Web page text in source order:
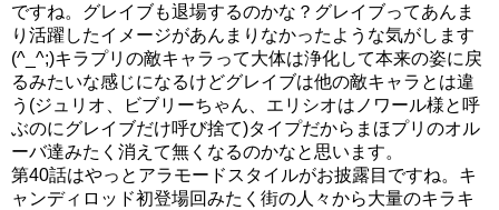
ですね。グレイブも退場するのかな？グレイブってあんま
り活躍したイメージがあんまりなかったような気がします
(^_^;)キラプリの敵キャラって大体は浄化して本来の姿に戻
るみたいな感じになるけどグレイブは他の敵キャラとは違
う(ジュリオ、ビブリーちゃん、エリシオはノワール様と呼
ぶのにグレイブだけ呼び捨て)タイプだからまほプリのオル
ーバ達みたく消えて無くなるのかなと思います。
第40話はやっとアラモードスタイルがお披露目ですね。キ
ャンディロッド初登場回みたく街の人々から大量のキラキ